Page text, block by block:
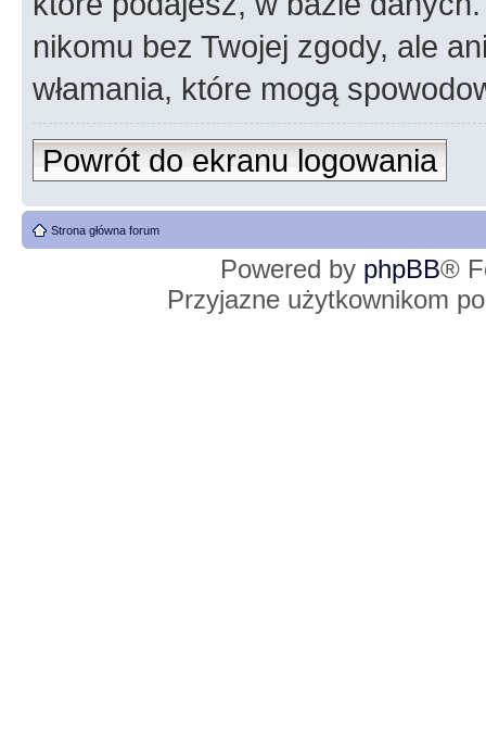
nikomu bez Twojej zgody, ale
włamania, które mogą
Powrót do ekranu logowania
Strona główna forum
Powered by phpBB®
Przyjazne użytkownikom